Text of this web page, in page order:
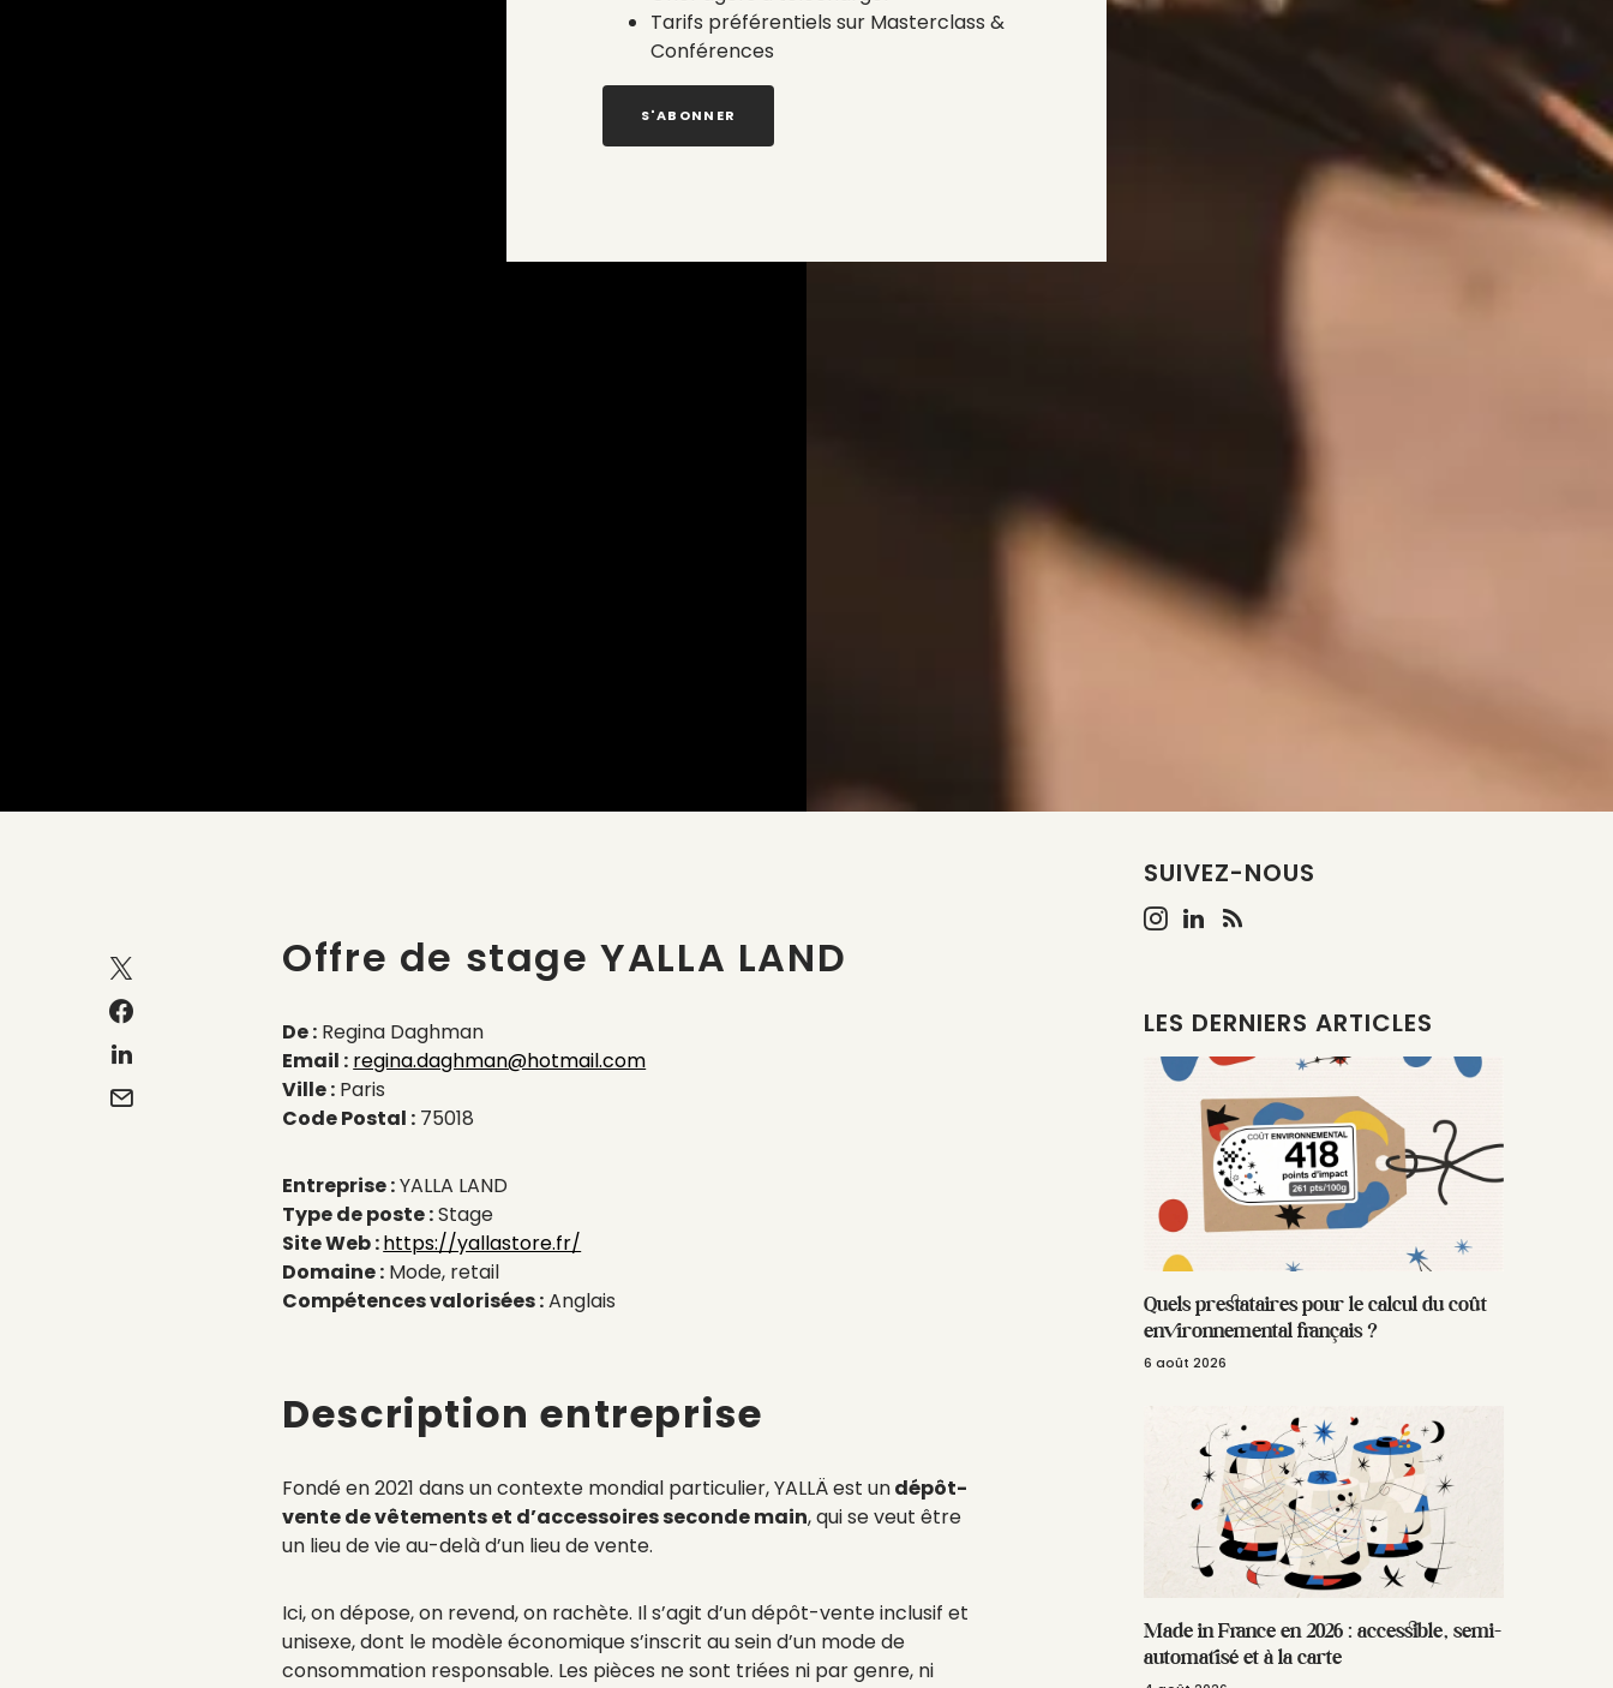
Offre de stage YALLA LAND
De : Regina Daghman
Email : regina.daghman@hotmail.com
Ville : Paris
Code Postal : 75018
Entreprise :YALLA LAND
Type de poste :Stage
Site Web :https://yallastore.fr/
Domaine : Mode, retail
Compétences valorisées :Anglais
Description entreprise
Fondé en 2021 dans un contexte mondial particulier, YALLÄ est undépôt-
vente de vêtements et d’accessoires seconde main, qui se veut être
un lieu de vie au-delà d’un lieu de vente.
Ici, on dépose, on revend, on rachète. Il s’agit d’un dépôt-vente inclusif et
unisexe, dont le modèle économique s’inscrit au sein d’un mode de
consommation responsable. Les pièces ne sont triées ni par genre, ni
SUIVEZ-NOUS
LES DERNIERS ARTICLES
Quels prestataires pour le calcul du coût
environnemental français ?
6 août 2026
Made in France en 2026 : accessible, semi-
automatisé et à la carte
Tarifs préférentiels sur Masterclass &
Conférences
S'ABONNER